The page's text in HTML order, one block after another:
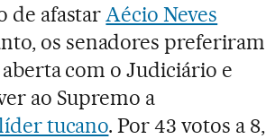
de afastarAécio Neves
os senadores preferiram
com o Judiciário e
ao Supremo a
tucano. Por 43 votos a 8,